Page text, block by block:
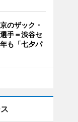
のザック・
手＝渋谷セ
も「七夕パ